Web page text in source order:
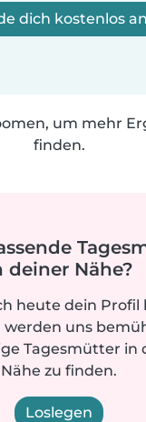
dich kostenlos
um mehr
finden.
deiner Nähe?
heute dein Profil
werden uns
Tagesmütter in
Nähe zu finden.
Loslegen